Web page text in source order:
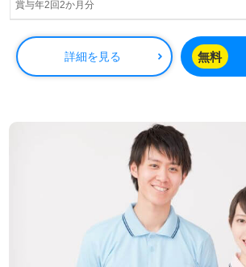
せお待ちしております。
賞与年2回2か月分
詳細を見る 無料